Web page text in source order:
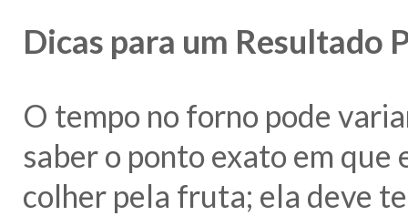
Dicas para um Resultado
O tempo no forno pode
saber o ponto exato em que
colher pela fruta; ela deve